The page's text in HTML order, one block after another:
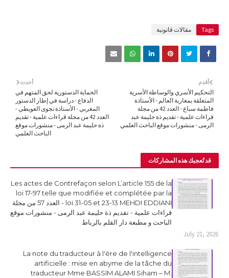
Tags مقالات قانونية
أحدث
الحماية الدستورية لحق المتهم في
الدفاع - دراسة في إطار الدستور
المغربي - الأستاذة نجوى العويطي -
العدد 42 من مجلة قراءات علمية - تقديم
ذة حليمة عبد الرمى - منشورات موقع
الباحث العلمي
أقدم
التحكيم الأسري والوساطة الأسرية
المتعلقة بمغاربة العالم - الأستاذة
فاطمة سباع - العدد 42 من مجلة
قراءات علمية - تقديم ذة حليمة عبد
الرمى - منشورات موقع الباحث العلمي
قد تُعجبك هذه المشاركات
Les actes de Contrefaçon selon L’article 155 de la
loi 17-97 telle que modifiée et complétée par la
loi 31-05 et 23-13 MEHDI EDDIANI - العدد 57 من مجلة
قراءات علمية - تقديم ذة حليمة عبد الرمى - منشورات موقع
الباحث و مطبعة دار القلم بالرباط
July 21, 2026
La note du traducteur à l'ère de l'intelligence
artificielle : mise en abyme de la tâche du
traducteur Mme BASSIM ALAMI Siham – M.